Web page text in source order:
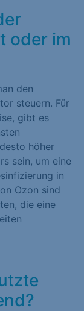
oder im
den
steuern. Für
gibt es
höher
sein, um eine
in
Ozon sind
die eine